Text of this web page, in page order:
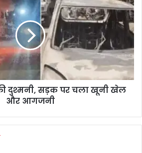
दुश्मनी, सड़क पर चला खूनी खेल
और आगजनी